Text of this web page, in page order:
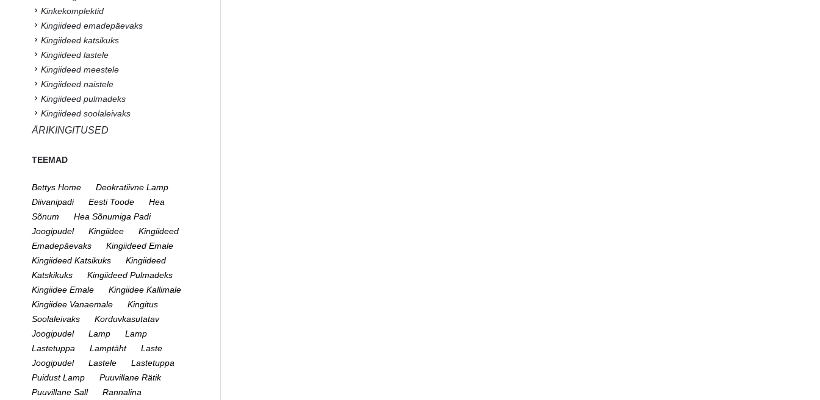
Kinkekomplektid
Kingiideed emadepäevaks
Kingiideed katsikuks
Kingiideed lastele
Kingiideed meestele
Kingiideed naistele
Kingiideed pulmadeks
Kingiideed soolaleivaks
ÄRIKINGITUSED
TEEMAD
Bettys Home
Deokratiivne Lamp
Diivanipadi
Eesti Toode
Hea
Sõnum
Hea Sõnumiga Padi
Joogipudel
Kingiidee
Kingiideed
Emadepäevaks
Kingiideed Emale
Kingiideed Katsikuks
Kingiideed
Katskikuks
Kingiideed Pulmadeks
Kingiidee Emale
Kingiidee Kallimale
Kingiidee Vanaemale
Kingitus
Soolaleivaks
Korduvkasutatav
Joogipudel
Lamp
Lamp
Lastetuppa
Lamptäht
Laste
Joogipudel
Lastele
Lastetuppa
Puidust Lamp
Puuvillane Rätik
Puuvillane Sall
Rannalina